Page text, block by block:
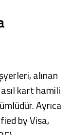
alınan
kart hamili
Ayrıca
by Visa,